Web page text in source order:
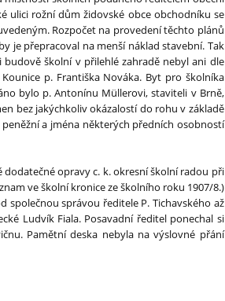
ulici rožní dům židovské obce obchodníku se
Rozpočet na provedení těchto plánů
je přepracoval na menší náklad stavební. Tak
školní v přilehlé zahradě nebyl ani dle
p. Františka Nováka. Byt pro školníka
bylo p. Antonínu Müllerovi, staviteli v Brně,
bez jakýchkoliv okázalostí do rohu v základě
a jména některých předních osobností
opravy c. k. okresní školní radou při
ve školní kronice ze školního roku 1907/8.)
správou ředitele P. Tichavského až
Ludvík Fiala. Posavadní ředitel ponechal si
Pamětní deska nebyla na výslovné přání